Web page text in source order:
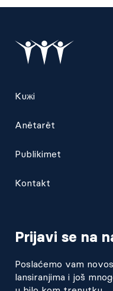
Kuжi
Anëtarët
Publikimet
Kontakt
Prijavi se na
Poslaćemo vam
lansiranjima i još